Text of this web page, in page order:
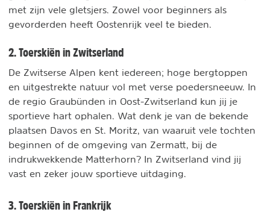
met zijn vele gletsjers. Zowel voor beginners als
gevorderden heeft Oostenrijk veel te bieden.
2. Toerskiën in Zwitserland
De Zwitserse Alpen kent iedereen; hoge bergtoppen
en uitgestrekte natuur vol met verse poedersneeuw. In
de regio Graubünden in Oost-Zwitserland kun jij je
sportieve hart ophalen. Wat denk je van de bekende
plaatsen Davos en St. Moritz, van waaruit vele tochten
beginnen of de omgeving van Zermatt, bij de
indrukwekkende Matterhorn? In Zwitserland vind jij
vast en zeker jouw sportieve uitdaging.
3. Toerskiën in Frankrijk